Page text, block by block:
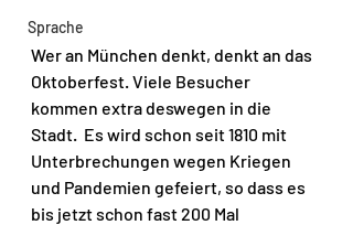
Sprache
Wer an München denkt, denkt an das
Oktoberfest. Viele Besucher
kommen extra deswegen in die
Stadt.  Es wird schon seit 1810 mit
Unterbrechungen wegen Kriegen
und Pandemien gefeiert, so dass es
bis jetzt schon fast 200 Mal